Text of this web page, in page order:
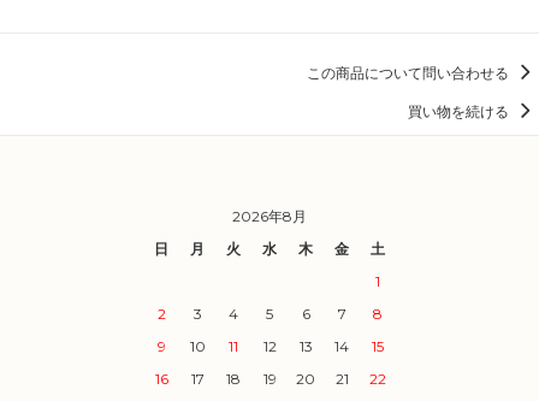
この商品について問い合わせる
買い物を続ける
2026年8月
日
月 火 水 木 金
土
1
2
3 4 5 6 7
8
9
10 11 12 13 14
15
16
17 18 19 20 21
22